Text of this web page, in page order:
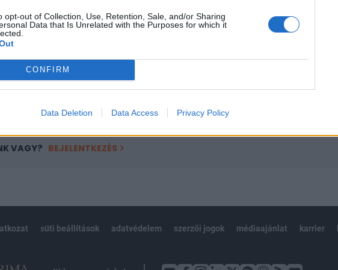
opt-out of Collection, Use, Retention, Sale, and/or Sharing
Data that Is Unrelated with the Purposes for which it
CONFIRM
Data Deletion Data Access Privacy Policy
tartalmazza:
cikkarchívum
elmúlt 2 év napon belüli
VAGY? BEJELENTKEZÉS
süti beállítások adatvédelem szerzői jogok médiaajánlat karrier